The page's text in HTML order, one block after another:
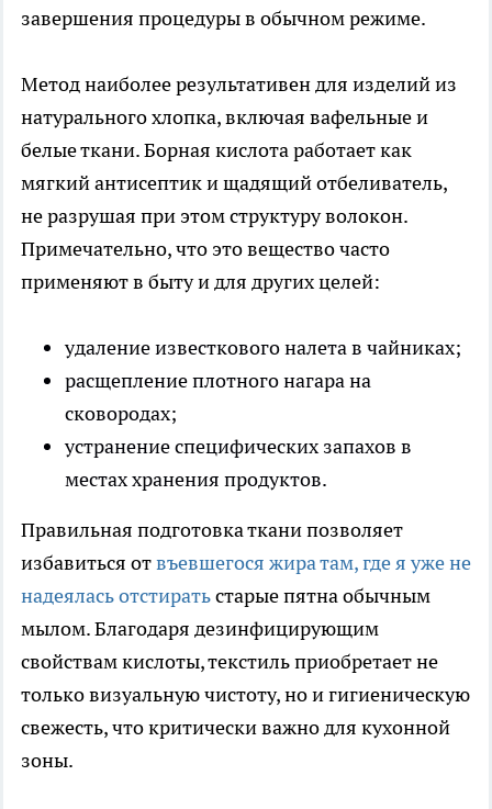
завершения процедуры в обычном режиме.
Метод наиболее результативен для изделий из
натурального хлопка, включая вафельные и
белые ткани. Борная кислота работает как
мягкий антисептик и щадящий отбеливатель,
не разрушая при этом структуру волокон.
Примечательно, что это вещество часто
применяют в быту и для других целей:
удаление известкового налета в чайниках;
расщепление плотного нагара на
сковородах;
устранение специфических запахов в
местах хранения продуктов.
Правильная подготовка ткани позволяет
избавиться отвъевшегося жира там, где я уже не
надеялась отстиратьстарые пятна обычным
мылом. Благодаря дезинфицирующим
свойствам кислоты, текстиль приобретает не
только визуальную чистоту, но и гигиеническую
свежесть, что критически важно для кухонной
зоны.